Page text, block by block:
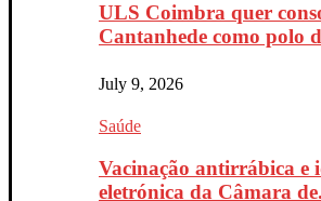
ULS Coimbra quer
Cantanhede como polo
July 9, 2026
Saúde
Vacinação antirrábica e
eletrónica da Câmara